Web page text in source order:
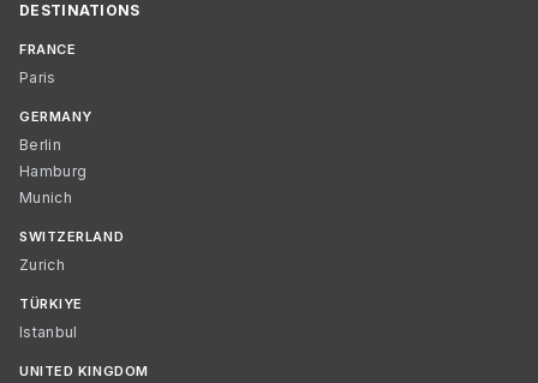
DESTINATIONS
FRANCE
Paris
GERMANY
Berlin
Hamburg
Munich
SWITZERLAND
Zurich
TÜRKIYE
Istanbul
UNITED KINGDOM